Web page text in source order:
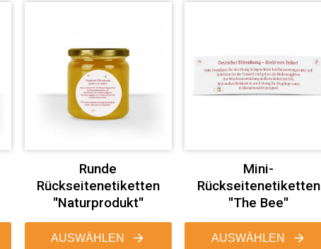
Runde
Rückseitenetiketten
"Naturprodukt"
AUSWÄHLEN
Mini-
Rückseitenetiketten
"The Bee"
AUSWÄHLEN